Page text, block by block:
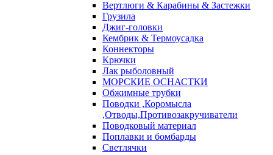
Вертлюги & Карабины & Застежки
Грузила
Джиг-головки
Кембрик & Термоусадка
Коннекторы
Крючки
Лак рыболовный
МОРСКИЕ ОСНАСТКИ
Обжимные трубки
Поводки ,Коромысла
,Отводы,Противозакручиватели
Поводковый материал
Поплавки и бомбарды
Светлячки